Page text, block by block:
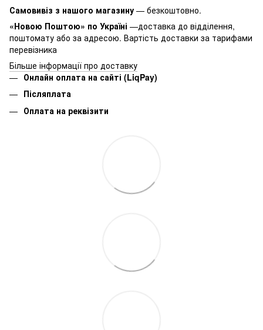
Самовивіз з нашого магазину — безкоштовно.
«Новою Поштою» по Україні —доставка до відділення,
поштомату або за адресою. Вартість доставки за тарифами
перевізника
Більше інформації про доставку
Онлайн оплата на сайті (LiqPay)
Післяплата
Оплата на реквізити